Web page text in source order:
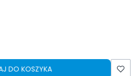
DO KOSZYKA